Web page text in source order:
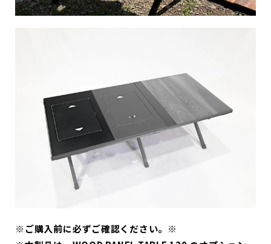
※ご購入前に必ずご確認ください。※